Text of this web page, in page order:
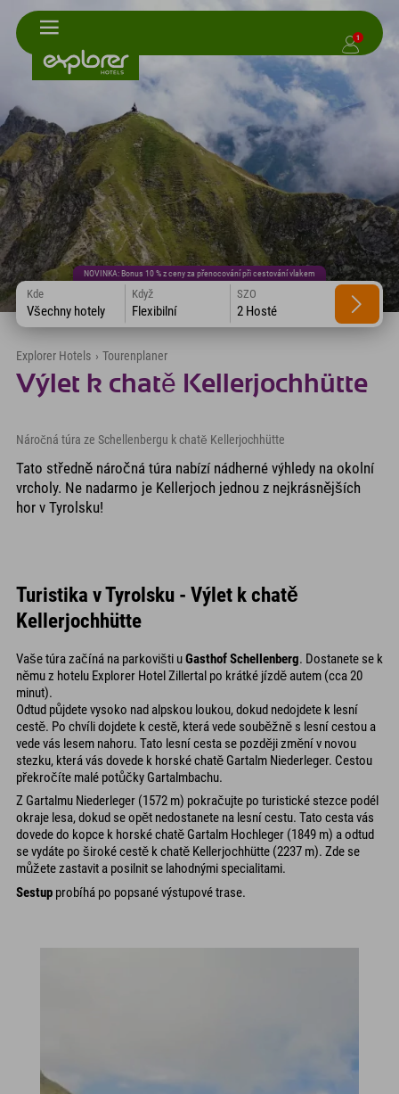
1
NOVINKA: Bonus 10 % z ceny za přenocování při cestování vlakem
Kde
Všechny hotely
Když
Flexibilní
SZO
2 Hosté
Explorer Hotels › Tourenplaner
Výlet k chatě Kellerjochhütte
Náročná túra ze Schellenbergu k chatě Kellerjochhütte
Tato středně náročná túra nabízí nádherné výhledy na okolní
vrcholy. Ne nadarmo je Kellerjoch jednou z nejkrásnějších
hor v Tyrolsku!
Turistika v Tyrolsku - Výlet k chatě
Kellerjochhütte
Vaše túra začíná na parkovišti uGasthof Schellenberg. Dostanete se k
němu z hotelu Explorer Hotel Zillertal po krátké jízdě autem (cca 20
minut).
Odtud půjdete vysoko nad alpskou loukou, dokud nedojdete k lesní
cestě. Po chvíli dojdete k cestě, která vede souběžně s lesní cestou a
vede vás lesem nahoru. Tato lesní cesta se později změní v novou
stezku, která vás dovede k horské chatě Gartalm Niederleger. Cestou
překročíte malé potůčky Gartalmbachu.
Z Gartalmu Niederleger (1572 m) pokračujte po turistické stezce podél
okraje lesa, dokud se opět nedostanete na lesní cestu. Tato cesta vás
dovede do kopce k horské chatě Gartalm Hochleger (1849 m) a odtud
se vydáte po široké cestě k chatě Kellerjochhütte (2237 m). Zde se
můžete zastavit a posilnit se lahodnými specialitami.
Sestup probíhá po popsané výstupové trase.